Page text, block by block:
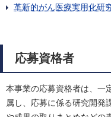
革新的がん医療実用化研
応募資格者
本事業の応募資格者は、一
属し、応募に係る研究開発